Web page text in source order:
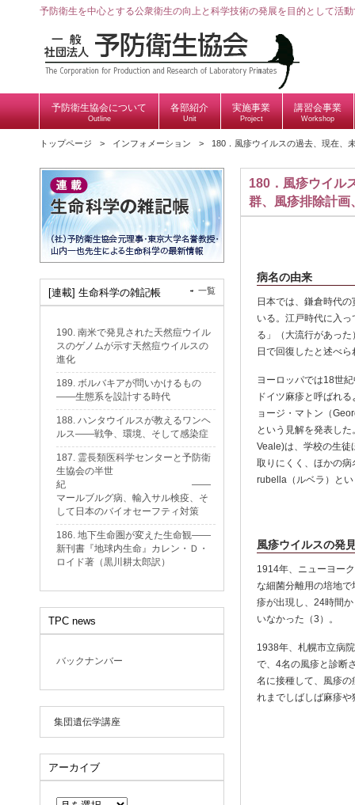
予防衛生を中心とする公衆衛生の向上と科学技術の発展を目的として活
予防衛生協会について
Outline
各部紹介
Unit
実施事業
Project
講習会事業
Workshop
トップページ インフォメーション 180．風疹ウイルスの過去、現在、
180．風疹ウイル
群、風疹排除計画
病名の由来
日本では、鎌倉時代
いる。江戸時代に入
る」（大流行があっ
日で回復したと述べ
ヨーロッパでは18世
ドイツ麻疹と呼ばれ
ョージ・マトン（
という見解を発表し
Veale)は、学校の生徒
取りにくく、ほかの病
rubella（ルベラ）と
風疹ウイルスの発
1914年、ニューヨー
な細菌分離用の培地
疹が出現し、24時間
いなかった（3）。
1938年、札幌市立病
で、4名の風疹と診断
名に接種して、風疹
れまでしばしば麻疹
[連載] 生命科学の雑記帳 一覧
190. 南米で発見された天然痘ウイル
スのゲノムが示す天然痘ウイルスの
進化
189. ボルバキアが問いかけるもの
——生態系を設計する時代
188. ハンタウイルスが教えるワンヘ
ルス——戦争、環境、そして感染症
187. 霊長類医科学センターと予防衛
生協会の半世
紀 ——
マールブルグ病、輸入サル検疫、そ
して日本のバイオセーフティ対策
186. 地下生命圏が変えた生命観——
新刊書『地球内生命』カレン・Ｄ・
ロイド著（黒川耕太郎訳）
TPC news
バックナンバー
集団遺伝学講座
アーカイブ